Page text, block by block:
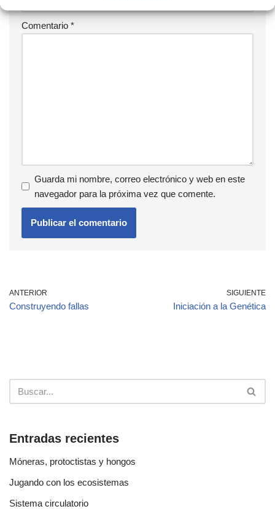
Comentario *
Guarda mi nombre, correo electrónico y web en este
navegador para la próxima vez que comente.
ANTERIOR
Construyendo fallas
SIGUIENTE
Iniciación a la Genética
Entradas recientes
Móneras, protoctistas y hongos
Jugando con los ecosistemas
Sistema circulatorio